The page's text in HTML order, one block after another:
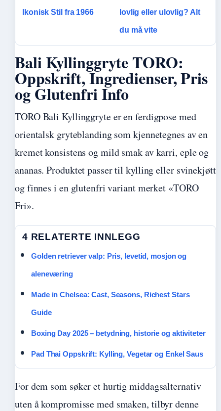
Ikonisk Stil fra 1966 lovlig eller ulovlig? Alt
du må vite
Bali Kyllinggryte TORO:
Oppskrift, Ingredienser, Pris
og Glutenfri Info
TORO Bali Kyllinggryte er en ferdigpose med
orientalsk gryteblanding som kjennetegnes av en
kremet konsistens og mild smak av karri, eple og
ananas. Produktet passer til kylling eller svinekjøtt
og finnes i en glutenfri variant merket «TORO
Fri».
4 RELATERTE INNLEGG
Golden retriever valp: Pris, levetid, mosjon og
aleneværing
Made in Chelsea: Cast, Seasons, Richest Stars
Guide
Boxing Day 2025 – betydning, historie og aktiviteter
Pad Thai Oppskrift: Kylling, Vegetar og Enkel Saus
For dem som søker et hurtig middagsalternativ
uten å kompromisse med smaken, tilbyr denne